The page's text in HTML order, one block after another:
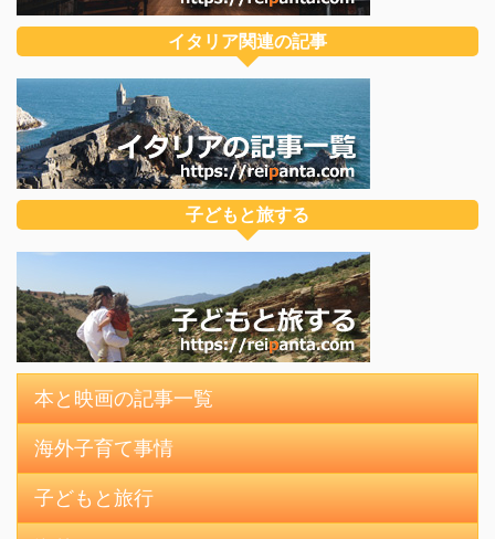
イタリア関連の記事
子どもと旅する
本と映画の記事一覧
海外子育て事情
子どもと旅行